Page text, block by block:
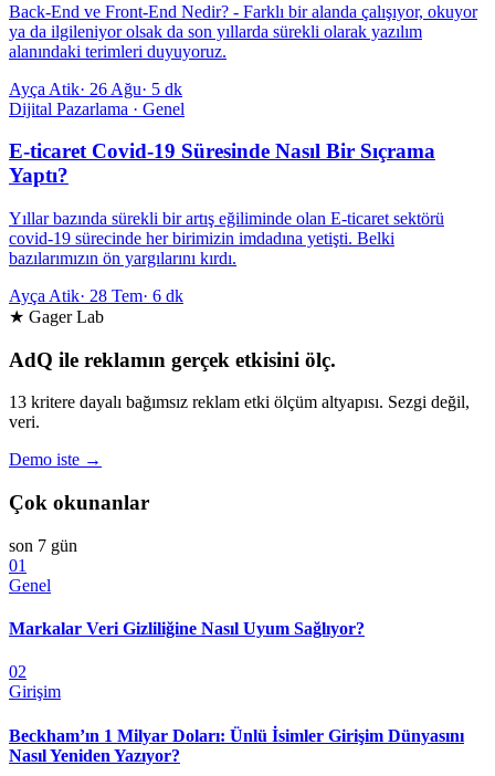
Back-End ve Front-End Nedir? - Farklı bir alanda çalışıyor, okuyor
ya da ilgileniyor olsak da son yıllarda sürekli olarak yazılım
alanındaki terimleri duyuyoruz.
Ayça Atik· 26 Ağu· 5 dk
Dijital Pazarlama · Genel
E-ticaret Covid-19 Süresinde Nasıl Bir Sıçrama
Yaptı?
Yıllar bazında sürekli bir artış eğiliminde olan E-ticaret sektörü
covid-19 sürecinde her birimizin imdadına yetişti. Belki
bazılarımızın ön yargılarını kırdı.
Ayça Atik· 28 Tem· 6 dk
★ Gager Lab
AdQ ile reklamın gerçek etkisini ölç.
13 kritere dayalı bağımsız reklam etki ölçüm altyapısı. Sezgi değil,
veri.
Demo iste →
Çok okunanlar
son 7 gün
01
Genel
Markalar Veri Gizliliğine Nasıl Uyum Sağlıyor?
02
Girişim
Beckham’ın 1 Milyar Doları: Ünlü İsimler Girişim Dünyasını
Nasıl Yeniden Yazıyor?